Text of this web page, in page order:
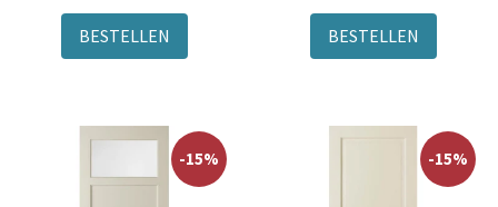
BESTELLEN BESTELLEN
-15% -15%